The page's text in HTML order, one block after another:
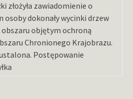
złożyła zawiadomienie o
osoby dokonały wycinki drzew
obszaru objętym ochroną
Chronionego Krajobrazu.
Postępowanie